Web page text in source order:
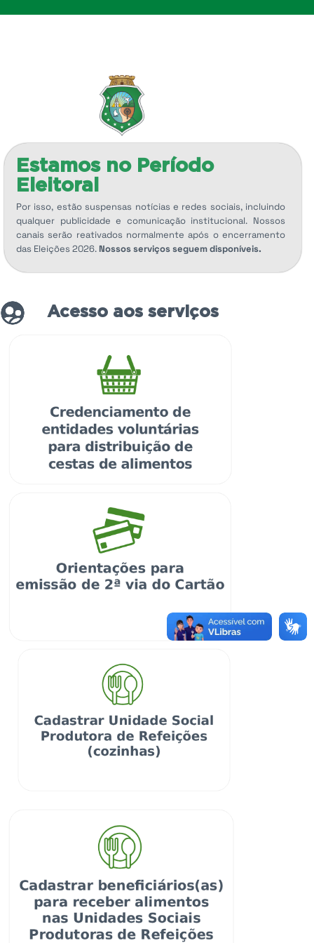
Estamos no Período
Eleitoral
Por isso, estão suspensas notícias e redes sociais, incluindo
qualquer publicidade e comunicação institucional. Nossos
canais serão reativados normalmente após o encerramento
das Eleições 2026. Nossos serviços seguem disponíveis.
Acesso aos serviços